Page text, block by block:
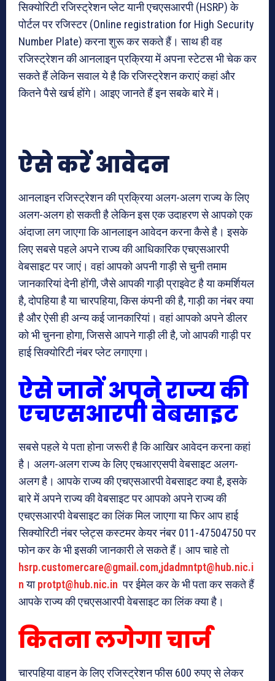
सिक्योरिटी रजिस्ट्रेशन प्लेट यानी एचएसआरपी (HSRP) के
पोर्टल पर रजिस्टर (Online registration for High Security
Number Plate) करना शुरू कर सकते हैं। साथ ही वह
रजिस्ट्रेशन की आनलाइन प्रक्रिया में अपना स्टेटस भी चेक कर
सकते हैं लेकिन सवाल ये है कि रजिस्ट्रेशन कराएं कहां और
कितने पैसे खर्च होंगे। आइए जानते हैं इन सबके बारे में।
ऐसे करें आवेदन
आनलाइन रजिस्ट्रेशन की प्रक्रिया अलग-अलग राज्य के लिए
अलग-अलग हो सकती है लेकिन इस एक उदाहरण से आपको एक
अंदाजा लग जाएगा कि आनलाइन आवेदन करना कैसे है। इसके
लिए सबसे पहले अपने राज्य की आधिकारिक एचएसआरपी
वेबसाइट पर जाएं। वहां आपको अपनी गाड़ी से चुनी तमाम
जानकारियां देनी होंगी, जैसे आपकी गाड़ी प्राइवेट है या कमर्शियल
है, दोपहिया है या चारपहिया, किस कंपनी की है, गाड़ी का नंबर क्या
है और ऐसी ही अन्य कई जानकारियां। वहां आपको अपने डीलर
को भी चुनना होगा, जिससे आपने गाड़ी ली है, जो आपकी गाड़ी पर
हाई सिक्योरिटी नंबर प्लेट लगाएगा।
ऐसे जानें अपने राज्य की
एचएसआरपी वेबसाइट
सबसे पहले ये पता होना जरूरी है कि आखिर आवेदन करना कहां
है। अलग-अलग राज्य के लिए एचआरएसपी वेबसाइट अलग-
अलग है। आपके राज्य की एचएसआरपी वेबसाइट क्या है, इसके
बारे में अपने राज्य की वेबसाइट पर आपको अपने राज्य की
एचएसआरपी वेबसाइट का लिंक मिल जाएगा या फिर आप हाई
सिक्योरिटी नंबर प्लेट्स कस्टमर केयर नंबर 011-47504750 पर
फोन कर के भी इसकी जानकारी ले सकते हैं। आप चाहे तो
hsrp.customercare@gmail.com,jdadmntpt@hub.nic.i
nयाprotpt@hub.nic.in पर ईमेल कर के भी पता कर सकते हैं
आपके राज्य की एचएसआरपी वेबसाइट का लिंक क्या है।
कितना लगेगा चार्ज
चारपहिया वाहन के लिए रजिस्ट्रेशन फीस 600 रुपए से लेकर